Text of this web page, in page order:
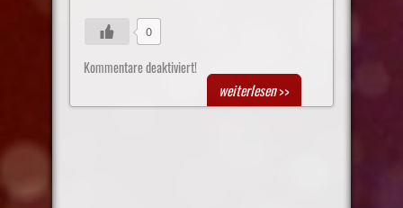
0
Kommentare deaktiviert!
weiterlesen>>